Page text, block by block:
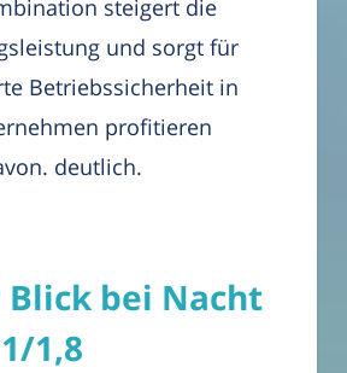
steigert die
und sorgt für
Betriebssicherheit in
profitieren
deutlich.
bei Nacht
1,8